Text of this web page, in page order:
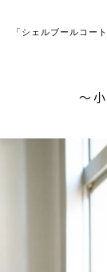
「シェルブールコ
〜